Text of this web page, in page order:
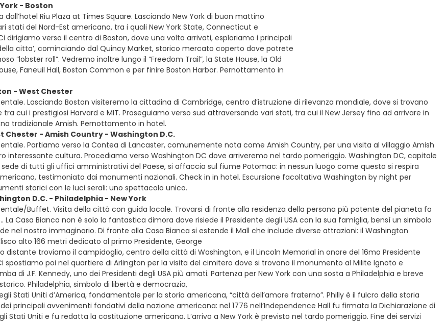
- Boston
dall’hotel Riu Plaza at Times Square. Lasciando New York di buon mattino
stati del Nord-Est americano, tra i quali New York State, Connecticut e
dirigiamo verso il centro di Boston, dove una volta arrivati, esploriamo i principali
citta’, cominciando dal Quincy Market, storico mercato coperto dove potrete
“lobster roll”. Vedremo inoltre lungo il “Freedom Trail”, la State House, la Old
Faneuil Hall, Boston Common e per finire Boston Harbor. Pernottamento in
- West Chester
Lasciando Boston visiteremo la cittadina di Cambridge, centro d’istruzione di rilevanza mondiale, dove si trovano
cui i prestigiosi Harvard e MIT. Proseguiamo verso sud attraversando vari stati, tra cui il New Jersey fino ad arrivare in
tradizionale Amish. Pernottamento in hotel.
Chester - Amish Country - Washington D.C.
Partiamo verso la Contea di Lancaster, comunemente nota come Amish Country, per una visita al villaggio Amish
interessante cultura. Procediamo verso Washington DC dove arriveremo nel tardo pomeriggio. Washington DC, capitale
sede di tutti gli uffici amministrativi del Paese, si affaccia sul fiume Potomac: in nessun luogo come questo si respira
testimoniato dai monumenti nazionali. Check in in hotel. Escursione facoltativa Washington by night per
storici con le luci serali: uno spettacolo unico.
D.C. - Philadelphia - New York
Buffet. Visita della città con guida locale. Trovarsi di fronte alla residenza della persona più potente del pianeta fa
Casa Bianca non è solo la fantastica dimora dove risiede il Presidente degli USA con la sua famiglia, bensì un simbolo
nel nostro immaginario. Di fronte alla Casa Bianca si estende il Mall che include diverse attrazioni: il Washington
alto 166 metri dedicato al primo Presidente, George
distante troviamo il campidoglio, centro della città di Washington, e il Lincoln Memorial in onore del 16mo Presidente
spostiamo poi nel quartiere di Arlington per la visita del cimitero dove si trovano il monumento al Milite Ignoto e
di J.F. Kennedy, uno dei Presidenti degli USA più amati. Partenza per New York con una sosta a Philadelphia e breve
Philadelphia, simbolo di libertà e democrazia,
Stati Uniti d’America, fondamentale per la storia americana, “città dell’amore fraterno”. Philly è il fulcro della storia
principali avvenimenti fondativi della nazione americana: nel 1776 nell’Independence Hall fu firmata la Dichiarazione di
Stati Uniti e fu redatta la costituzione americana. L’arrivo a New York è previsto nel tardo pomeriggio. Fine dei servizi